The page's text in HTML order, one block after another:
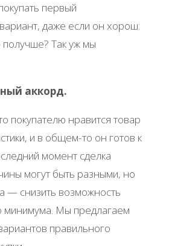
первый
даже если он хорош:
получше? Так уж мы
аккорд.
покупателю нравится товар
и в общем-то он готов к
момент сделка
могут быть разными, но
— снизить возможность
минимума. Мы предлагаем
правильного